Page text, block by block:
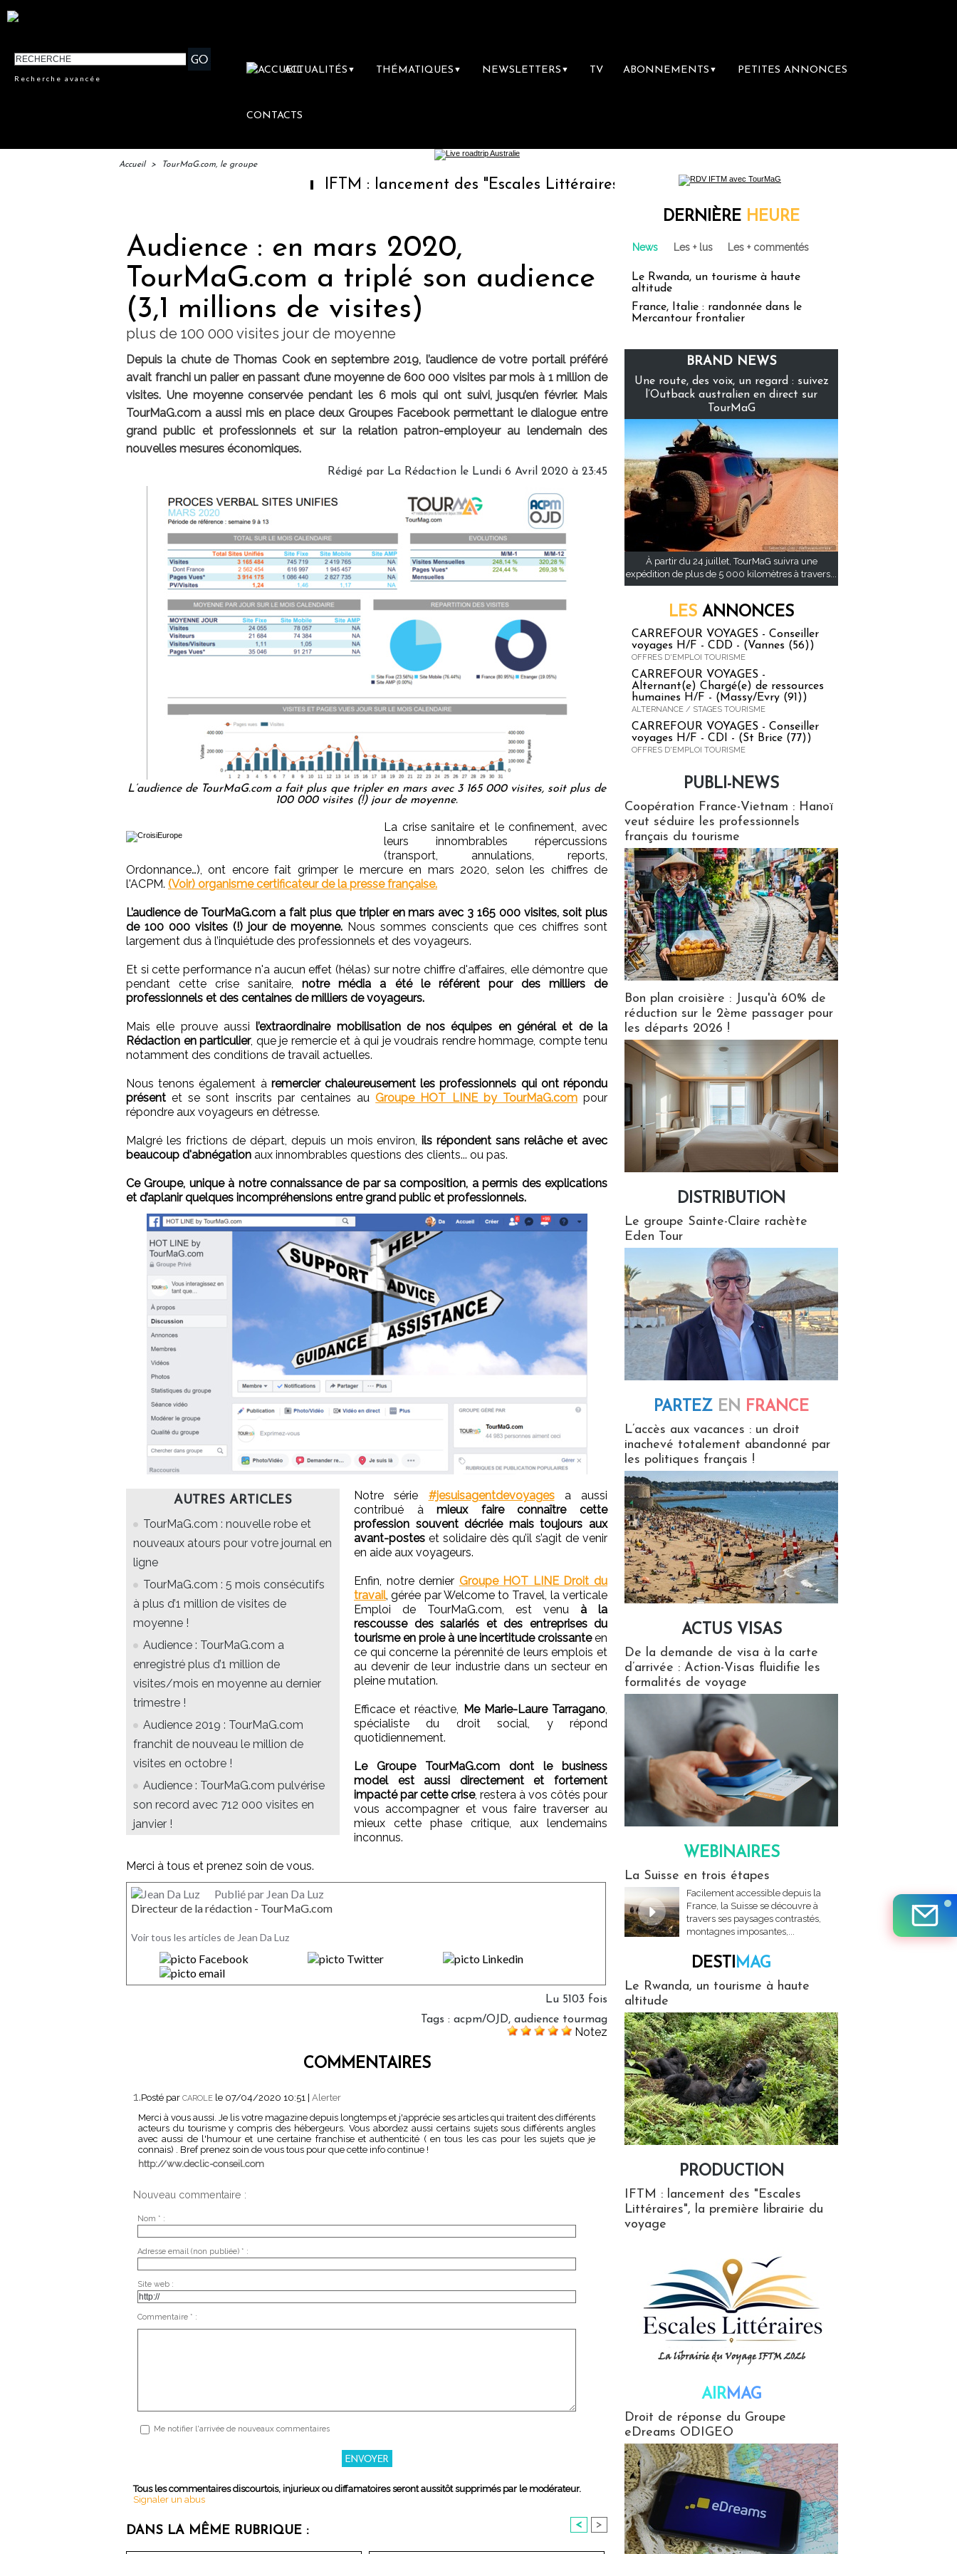
Recherche avancée
ACTUALITÉS ▼ THÉMATIQUES ▼ NEWSLETTERS ▼ TV ABONNEMENTS ▼ PETITES ANNONCES
CONTACTS
Accueil > TourMaG.com, le groupe
IFTM : lancement des "Escales Littéraires", la première librairie du voyage
Audience : en mars 2020,
TourMaG.com a triplé son audience
(3,1 millions de visites)
plus de 100 000 visites jour de moyenne
Depuis la chute de Thomas Cook en septembre 2019, l’audience de votre portail préféré
avait franchi un palier en passant d’une moyenne de 600 000 visites par mois à 1 million de
visites. Une moyenne conservée pendant les 6 mois qui ont suivi, jusqu’en février. Mais
TourMaG.com a aussi mis en place deux Groupes Facebook permettant le dialogue entre
grand public et professionnels et sur la relation patron-employeur au lendemain des
nouvelles mesures économiques.
Rédigé par La Rédaction le Lundi 6 Avril 2020 à 23:45
L’audience de TourMaG.com a fait plus que tripler en mars avec 3 165 000 visites, soit plus de
100 000 visites (!) jour de moyenne.
La crise sanitaire et le confinement, avec
leurs innombrables répercussions
(transport, annulations, reports,
Ordonnance…), ont encore fait grimper le mercure en mars 2020, selon les chiffres de
l'ACPM. (Voir) organisme certificateur de la presse française.
L’audience de TourMaG.com a fait plus que tripler en mars avec 3 165 000 visites, soit plus
de 100 000 visites (!) jour de moyenne. Nous sommes conscients que ces chiffres sont
largement dus à l’inquiétude des professionnels et des voyageurs.
Et si cette performance n'a aucun effet (hélas) sur notre chiffre d'affaires, elle démontre que
pendant cette crise sanitaire, notre média a été le référent pour des milliers de
professionnels et des centaines de milliers de voyageurs.
Mais elle prouve aussil’extraordinaire mobilisation de nos équipes en général et de la
Rédaction en particulier, que je remercie et à qui je voudrais rendre hommage, compte tenu
notamment des conditions de travail actuelles.
Nous tenons également à remercier chaleureusement les professionnels qui ont répondu
présent et se sont inscrits par centaines auGroupe HOT LINE by TourMaG.compour
répondre aux voyageurs en détresse.
Malgré les frictions de départ, depuis un mois environ, ils répondent sans relâche et avec
beaucoup d'abnégation aux innombrables questions des clients... ou pas.
Ce Groupe, unique à notre connaissance de par sa composition, a permis des explications
et d’aplanir quelques incompréhensions entre grand public et professionnels.
AUTRES ARTICLES
TourMaG.com : nouvelle robe et
nouveaux atours pour votre journal en
ligne
TourMaG.com : 5 mois consécutifs
à plus d’1 million de visites de
moyenne !
Audience : TourMaG.com a
enregistré plus d’1 million de
visites/mois en moyenne au dernier
trimestre !
Audience 2019 : TourMaG.com
franchit de nouveau le million de
visites en octobre !
Audience : TourMaG.com pulvérise
son record avec 712 000 visites en
janvier !
Notre série #jesuisagentdevoyagesa aussi
contribué àmieux faire connaître cette
profession souvent décriée mais toujours aux
avant-postes et solidaire dès qu’il s’agit de venir
en aide aux voyageurs.
Enfin, notre dernier Groupe HOT LINE Droit du
travail, gérée par Welcome to Travel, la verticale
Emploi de TourMaG.com, est venu à la
rescousse des salariés et des entreprises du
tourisme en proie à une incertitude croissanteen
ce qui concerne la pérennité de leurs emplois et
au devenir de leur industrie dans un secteur en
pleine mutation.
Efficace et réactive, Me Marie-Laure Tarragano,
spécialiste du droit social, y répond
quotidiennement.
Le Groupe TourMaG.com dont le business
model est aussi directement et fortement
impacté par cette crise, restera à vos côtés pour
vous accompagner et vous faire traverser au
mieux cette phase critique, aux lendemains
inconnus.
Merci à tous et prenez soin de vous.
Publié par Jean Da Luz
Directeur de la rédaction - TourMaG.com
Voir tous les articles de Jean Da Luz
Lu 5103 fois
Tags : acpm/OJD, audience tourmag
Notez
COMMENTAIRES
1.Posté par CAROLE le 07/04/2020 10:51 Alerter
Merci à vous aussi. Je lis votre magazine depuis longtemps et j'apprécie ses articles qui traitent des différents
acteurs du tourisme y compris des hébergeurs. Vous abordez aussi certains sujets sous différents angles
avec aussi de l'humour et une certaine franchise et authenticité ( en tous les cas pour les sujets que je
connais) . Bref prenez soin de vous tous pour que cette info continue !
http://ww.declic-conseil.com
Nouveau commentaire :
Nom * :
Adresse email (non publiée) * :
Site web :
Commentaire * :
Me notifier l'arrivée de nouveaux commentaires
Tous les commentaires discourtois, injurieux ou diffamatoires seront aussitôt supprimés par le modérateur.
Signaler un abus
DANS LA MÊME RUBRIQUE : < >
DERNIÈRE HEURE
News Les + lus Les + commentés
Le Rwanda, un tourisme à haute
altitude
France, Italie : randonnée dans le
Mercantour frontalier
BRAND NEWS
Une route, des voix, un regard : suivez
l’Outback australien en direct sur
TourMaG
À partir du 24 juillet, TourMaG suivra une
expédition de plus de 5 000 kilomètres à travers...
LES ANNONCES
CARREFOUR VOYAGES - Conseiller
voyages H/F - CDD - (Vannes (56))
OFFRES D'EMPLOI TOURISME
CARREFOUR VOYAGES -
Alternant(e) Chargé(e) de ressources
humaines H/F - (Massy/Evry (91))
ALTERNANCE / STAGES TOURISME
CARREFOUR VOYAGES - Conseiller
voyages H/F - CDI - (St Brice (77))
OFFRES D'EMPLOI TOURISME
PUBLI-NEWS
Coopération France-Vietnam : Hanoï
veut séduire les professionnels
français du tourisme
Bon plan croisière : Jusqu'à 60% de
réduction sur le 2ème passager pour
les départs 2026 !
DISTRIBUTION
Le groupe Sainte-Claire rachète
Eden Tour
PARTEZ EN FRANCE
L’accès aux vacances : un droit
inachevé totalement abandonné par
les politiques français !
ACTUS VISAS
De la demande de visa à la carte
d’arrivée : Action-Visas fluidifie les
formalités de voyage
WEBINAIRES
La Suisse en trois étapes
Facilement accessible depuis la
France, la Suisse se découvre à
travers ses paysages contrastés,
montagnes imposantes,...
DESTIMAG
Le Rwanda, un tourisme à haute
altitude
PRODUCTION
IFTM : lancement des "Escales
Littéraires", la première librairie du
voyage
AIRMAG
Droit de réponse du Groupe
eDreams ODIGEO